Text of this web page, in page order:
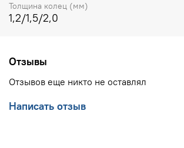
Толщина колец (мм)
1,2/1,5/2,0
Отзывы
Отзывов еще никто не оставлял
Написать отзыв